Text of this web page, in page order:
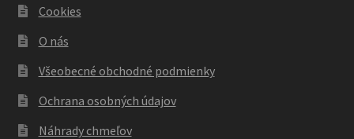
Cookies
O nás
Všeobecné obchodné podmienky
Ochrana osobných údajov
Náhrady chmeľov